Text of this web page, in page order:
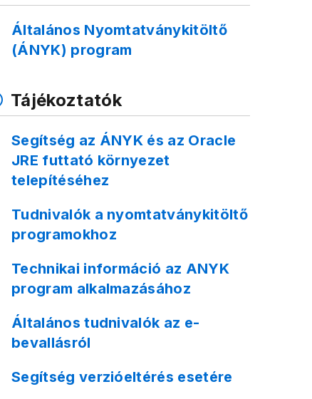
Általános Nyomtatványkitöltő
(ÁNYK) program
Tájékoztatók
Segítség az ÁNYK és az Oracle
JRE futtató környezet
telepítéséhez
Tudnivalók a nyomtatványkitöltő
programokhoz
Technikai információ az ANYK
program alkalmazásához
Általános tudnivalók az e-
bevallásról
Segítség verzióeltérés esetére